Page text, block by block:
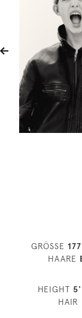
GRÖSSE 177
HAARE
HEIGHT
HAIR